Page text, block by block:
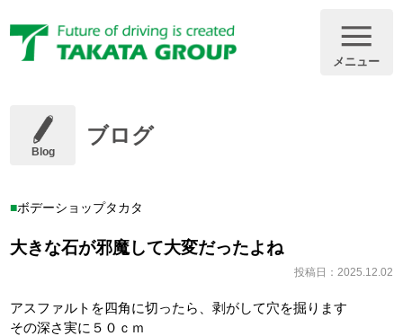
メニュー
Blog
ブログ
ボデーショップタカタ
大きな石が邪魔して大変だったよね
投稿日：2025.12.02
アスファルトを四角に切ったら、剥がして穴を掘ります
その深さ実に５０ｃｍ